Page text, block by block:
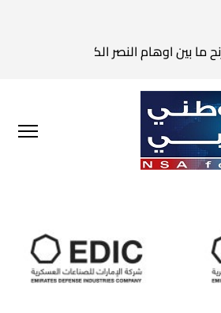
ما بين اوهام النصر الكامل وواقع